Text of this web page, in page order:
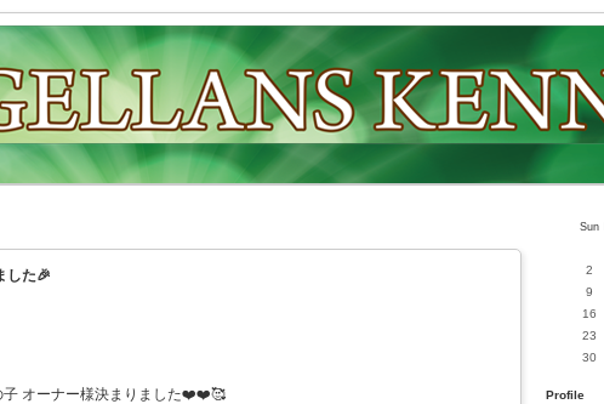
した🎉
子 オーナー様決まりました❤️❤️🥰
Sun
2
9
16
23
30
Profile